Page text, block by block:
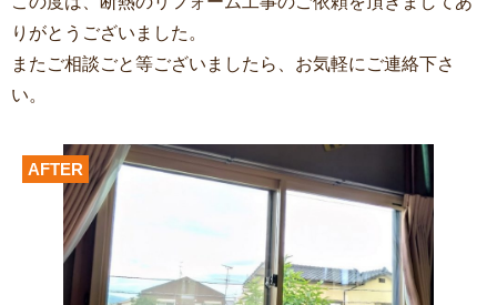
りがとうございました。
またご相談ごと等ございましたら、お気軽にご連絡下さ
い。
AFTER